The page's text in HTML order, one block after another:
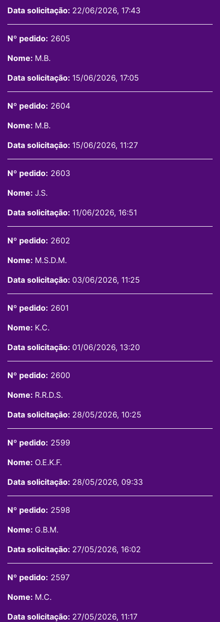
Data solicitação: 22/06/2026, 17:43
Nº pedido: 2605
Nome: M.B.
Data solicitação: 15/06/2026, 17:05
Nº pedido: 2604
Nome: M.B.
Data solicitação: 15/06/2026, 11:27
Nº pedido: 2603
Nome: J.S.
Data solicitação: 11/06/2026, 16:51
Nº pedido: 2602
Nome: M.S.D.M.
Data solicitação: 03/06/2026, 11:25
Nº pedido: 2601
Nome: K.C.
Data solicitação: 01/06/2026, 13:20
Nº pedido: 2600
Nome: R.R.D.S.
Data solicitação: 28/05/2026, 10:25
Nº pedido: 2599
Nome: O.E.K.F.
Data solicitação: 28/05/2026, 09:33
Nº pedido: 2598
Nome: G.B.M.
Data solicitação: 27/05/2026, 16:02
Nº pedido: 2597
Nome: M.C.
Data solicitação: 27/05/2026, 11:17